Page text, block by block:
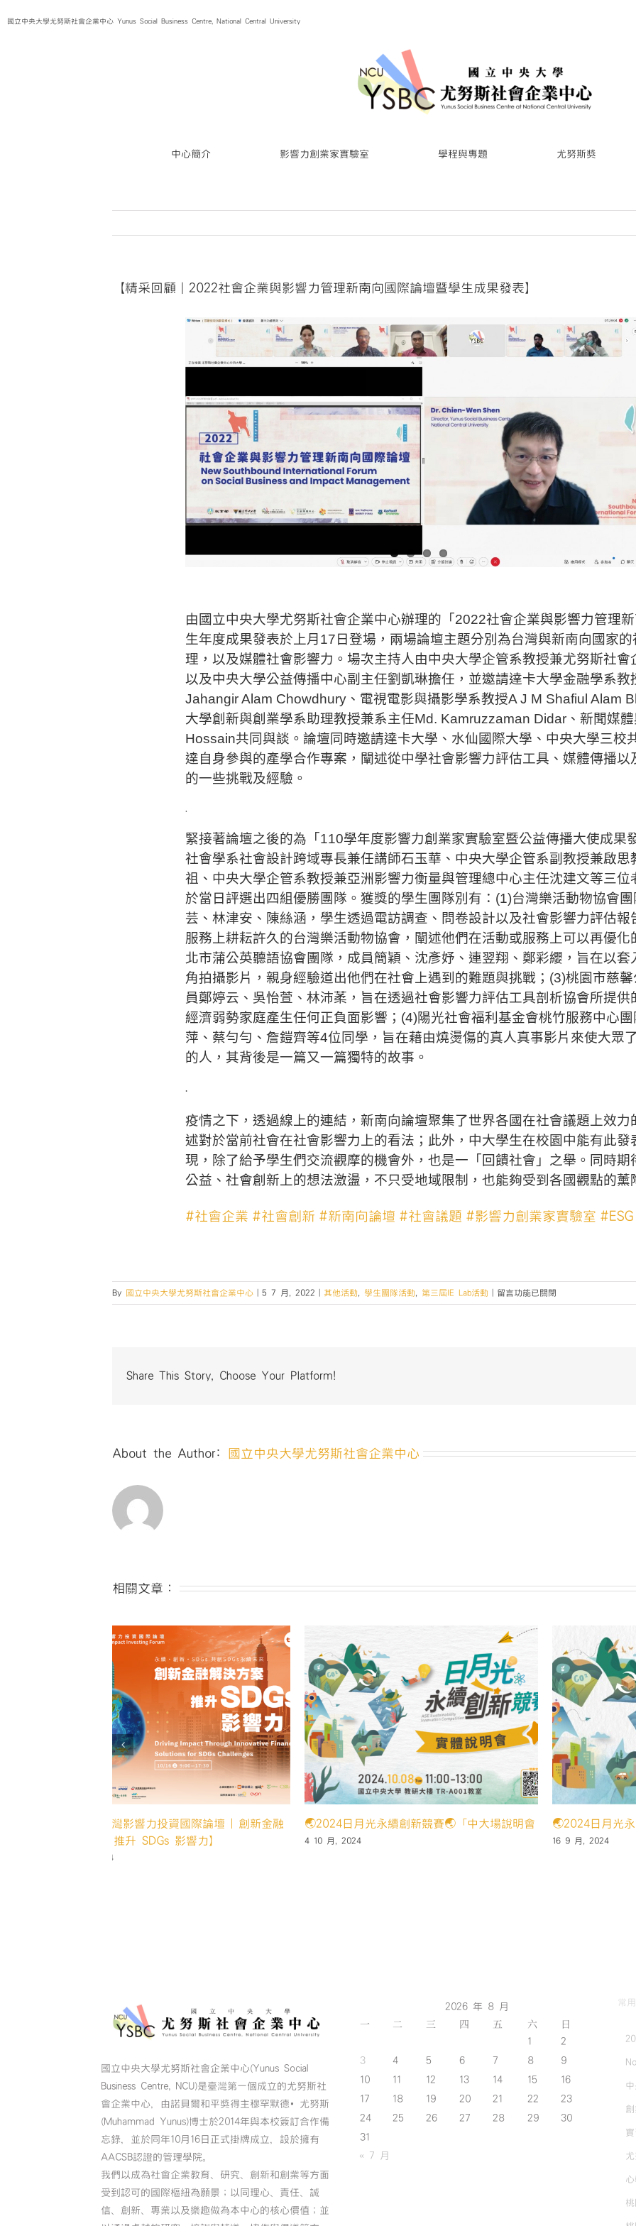
to國立中央大學尤努斯社會企業中心 Yunus Social Business Centre, National Central University
中心簡介 影響力創業家實驗室 學程與專題 尤努斯獎
【精采回顧｜2022社會企業與影響力管理新南向國際論壇暨學生成果發表】
由國立中央大學尤努斯社會企業中心辦理的「2022社會企業與影響力管理
生年度成果發表於上月17日登場，兩場論壇主題分別為台灣與新南向國家
理，以及媒體社會影響力。場次主持人由中央大學企管系教授兼尤努斯社會
以及中央大學公益傳播中心副主任劉凱琳擔任，並邀請達卡大學金融學系教
Jahangir Alam Chowdhury、電視電影與攝影學系教授A J M Shafiul Alam
大學創新與創業學系助理教授兼系主任Md. Kamruzzaman Didar、新聞媒
Hossain共同與談。論壇同時邀請達卡大學、水仙國際大學、中央大學三校
達自身參與的產學合作專案，闡述從中學社會影響力評估工具、媒體傳播以
的一些挑戰及經驗。
.
緊接著論壇之後的為「110學年度影響力創業家實驗室暨公益傳播大使成果
社會學系社會設計跨域專長兼任講師石玉華、中央大學企管系副教授兼啟思
祖、中央大學企管系教授兼亞洲影響力衡量與管理總中心主任沈建文等三位
於當日評選出四組優勝團隊。獲獎的學生團隊別有：(1)台灣樂活動物協會
芸、林津安、陳絲涵，學生透過電訪調查、問卷設計以及社會影響力評估報
服務上耕耘許久的台灣樂活動物協會，闡述他們在活動或服務上可以再優化
北市蒲公英聽語協會團隊，成員簡穎、沈彥妤、連翌翔、鄭彩纓，旨在以套
角拍攝影片，親身經驗道出他們在社會上遇到的難題與挑戰；(3)桃園市慈
員鄭婷云、吳怡萱、林沛葇，旨在透過社會影響力評估工具剖析協會所提供
經濟弱勢家庭產生任何正負面影響；(4)陽光社會福利基金會桃竹服務中心
萍、蔡勻勻、詹鎧齊等4位同學，旨在藉由燒燙傷的真人真事影片來使大眾
的人，其背後是一篇又一篇獨特的故事。
.
疫情之下，透過線上的連結，新南向論壇聚集了世界各國在社會議題上效力
述對於當前社會在社會影響力上的看法；此外，中大學生在校園中能有此發
現，除了給予學生們交流觀摩的機會外，也是一「回饋社會」之舉。同時期
公益、社會創新上的想法激盪，不只受地域限制，也能夠受到各國觀點的薰
#社會企業 #社會創新 #新南向論壇 #社會議題 #影響力創業家實驗室 #ESG
By 國立中央大學尤努斯社會企業中心 5 7 月, 2022 其他活動,學生團隊活動, 第三屆IE Lab活動
在
與
國
壇
學
生
成
果
表】〉
留言功能已關閉
Share This Story, Choose Your Platform!
About the Author: 國立中央大學尤努斯社會企業中心
相關文章：
賀 本中心「好好坐壓」團隊通過U-start創新
創業計畫第一階段申請
14 5 月, 2024
第六屆公益傳播獎頒獎典禮暨午宴圓滿落幕
9 12 月, 2024
【
解決
國立中央大學尤努斯社會企業中心(Yunus Social
Business Centre, NCU)是臺灣第一個成立的尤努斯社
會企業中心，由諾貝爾和平獎得主穆罕默德•尤努斯
(Muhammad Yunus)博士於2014年與本校簽訂合作備
忘錄，並於同年10月16日正式掛牌成立，設於擁有
AACSB認證的管理學院。
我們以成為社會企業教育、研究、創新和創業等方面
受到認可的國際樞紐為願景；以同理心、責任、誠
信、創新、專業以及樂趣做為本中心的核心價值；並
2026 年 8 月
一 二 三 四 五 六 日
1
2
3
4 5 6 7 8
9
10
11 12 13 14 15
16
17
18 19 20 21 22
23
24
25 26 27 28 29
30
31
« 7 月
常
實